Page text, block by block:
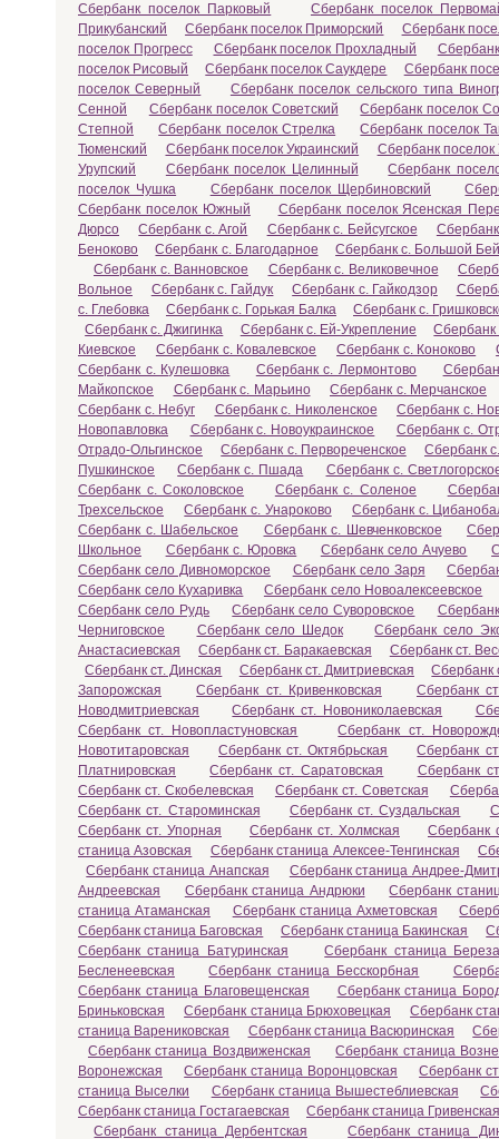
Сбербанк поселок Парковый
Сбербанк поселок
Прикубанский
Сбербанк поселок Приморский
Сбербанк
поселок Прогресс
Сбербанк поселок Прохладный
поселок Рисовый
Сбербанк поселок Саукдере
Сбербанк
поселок Северный
Сбербанк поселок сельского типа
Сенной
Сбербанк поселок Советский
Сбербанк поселок
Степной
Сбербанк поселок Стрелка
Сбербанк поселок
Тюменский
Сбербанк поселок Украинский
Сбербанк поселок
Урупский
Сбербанк поселок Целинный
Сбербанк
поселок Чушка
Сбербанк поселок Щербиновский
Сбербанк поселок Южный
Сбербанк поселок Ясенская
Дюрсо
Сбербанк с. Агой Сбербанк с. Бейсугское
Беноково
Сбербанк с. Благодарное
Сбербанк с. Большой
Сбербанк с. Ванновское
Сбербанк с. Великовечное
Вольное
Сбербанк с. Гайдук Сбербанк с. Гайкодзор
с. Глебовка
Сбербанк с. Горькая Балка
Сбербанк с.
Сбербанк с. Джигинка
Сбербанк с. Ей-Укрепление
Сбербанк
Киевское
Сбербанк с. Ковалевское Сбербанк с. Коноково
Сбербанк с. Кулешовка
Сбербанк с. Лермонтово
Майкопское
Сбербанк с. Марьино
Сбербанк с. Мерчанское
Сбербанк с. Небуг
Сбербанк с. Николенское
Сбербанк с.
Новопавловка
Сбербанк с. Новоукраинское
Сбербанк с.
Отрадо-Ольгинское
Сбербанк с. Первореченское
Сбербанк
Пушкинское
Сбербанк с. Пшада
Сбербанк с.
Сбербанк с. Соколовское
Сбербанк с. Соленое
Трехсельское
Сбербанк с. Унароково
Сбербанк с.
Сбербанк с. Шабельское
Сбербанк с. Шевченковское
Школьное
Сбербанк с. Юровка Сбербанк село Ачуево
Сбербанк село Дивноморское
Сбербанк село Заря
Сбербанк село Кухаривка
Сбербанк село Новоалексеевское
Сбербанк село Рудь
Сбербанк село Суворовское
Черниговское
Сбербанк село Шедок
Сбербанк село
Анастасиевская
Сбербанк ст. Баракаевская
Сбербанк ст.
Сбербанк ст. Динская
Сбербанк ст. Дмитриевская
Сбербанк
Запорожская
Сбербанк ст. Кривенковская
Сбербанк
Новодмитриевская
Сбербанк ст. Новониколаевская
Сбербанк ст. Новопластуновская
Сбербанк ст.
Новотитаровская
Сбербанк ст. Октябрьская
Сбербанк
Платнировская
Сбербанк ст. Саратовская
Сбербанк
Сбербанк ст. Скобелевская
Сбербанк ст. Советская
Сбербанк ст. Староминская
Сбербанк ст. Суздальская
Сбербанк ст. Упорная
Сбербанк ст. Холмская
Сбербанк
станица Азовская
Сбербанк станица Алексее-Тенгинская
Сбербанк станица Анапская
Сбербанк станица Андрее-
Андреевская
Сбербанк станица Андрюки
Сбербанк
станица Атаманская
Сбербанк станица Ахметовская
Сбербанк станица Баговская
Сбербанк станица Бакинская
Сбербанк станица Батуринская
Сбербанк станица
Бесленеевская
Сбербанк станица Бесскорбная
Сбербанк станица Благовещенская
Сбербанк станица
Бриньковская
Сбербанк станица Брюховецкая
Сбербанк
станица Варениковская
Сбербанк станица Васюринская
Сбербанк станица Воздвиженская
Сбербанк станица
Воронежская
Сбербанк станица Воронцовская
Сбербанк
станица Выселки
Сбербанк станица Вышестеблиевская
Сбербанк станица Гостагаевская
Сбербанк станица Гривенская
Сбербанк станица Дербентская
Сбербанк станица